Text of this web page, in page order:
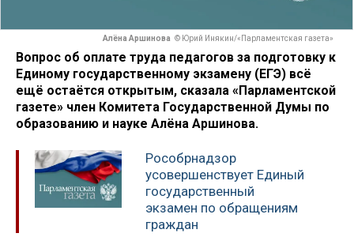
Алёна Аршинова © Юрий Инякин/«Парламентская газета»
Вопрос об оплате труда педагогов за подготовку к
Единому государственному экзамену (ЕГЭ) всё
ещё остаётся открытым, сказала «Парламентской
газете» член Комитета Государственной Думы по
образованию и науке Алёна Аршинова.
Рособрнадзор
усовершенствует Единый
государственный
экзамен по обращениям
граждан